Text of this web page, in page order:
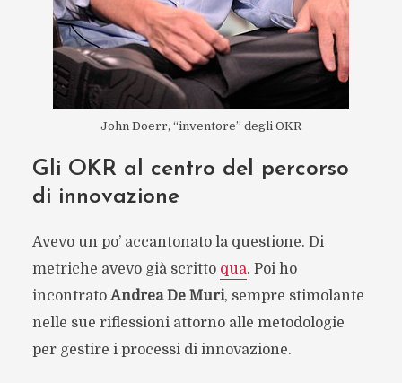
John Doerr, “inventore” degli OKR
Gli OKR al centro del percorso
di innovazione
Avevo un po’ accantonato la questione. Di
metriche avevo già scritto qua. Poi ho
incontrato Andrea De Muri, sempre stimolante
nelle sue riflessioni attorno alle metodologie
per gestire i processi di innovazione.